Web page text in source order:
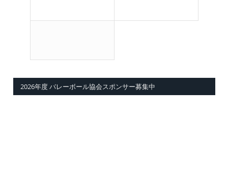
2026年度 バレーボール協会スポンサー募集中